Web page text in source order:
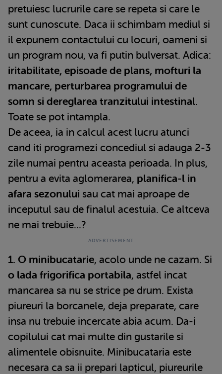
pretuiesc lucrurile care se repeta si care le
sunt cunoscute. Daca ii schimbam mediul si
il expunem contactului cu locuri, oameni si
un program nou, va fi putin bulversat. Adica:
iritabilitate, episoade de plans, mofturi la
mancare, perturbarea programului de
somn si dereglarea tranzitului intestinal.
Toate se pot intampla.
De aceea, ia in calcul acest lucru atunci
cand iti programezi concediul si adauga 2-3
zile numai pentru aceasta perioada. In plus,
pentru a evita aglomerarea, planifica-l in
afara sezonului sau cat mai aproape de
inceputul sau de finalul acestuia. Ce altceva
ne mai trebuie...?
1. O minibucatarie, acolo unde ne cazam. Si
o lada frigorifica portabila, astfel incat
mancarea sa nu se strice pe drum. Exista
piureuri la borcanele, deja preparate, care
insa nu trebuie incercate abia acum. Da-i
copilului cat mai multe din gustarile si
alimentele obisnuite. Minibucataria este
necesara ca sa ii prepari lapticul, piureurile